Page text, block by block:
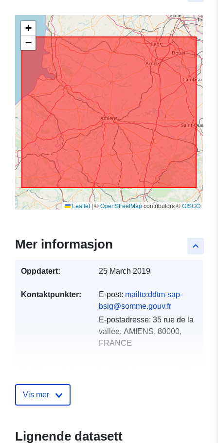
+
−
Leaflet | ©OpenStreetMapcontributors ©GISCO
keyboard_arrow_up
Mer informasjon
Oppdatert: 25 March 2019
Kontaktpunkter: E-post: mailto:ddtm-sap-
bsig@somme.gouv.fr
E-postadresse: 35 rue de la
vallee, AMIENS, 80000,
FRANCE
Romslig: Koordinater:
Vis mer
Lignende datasett